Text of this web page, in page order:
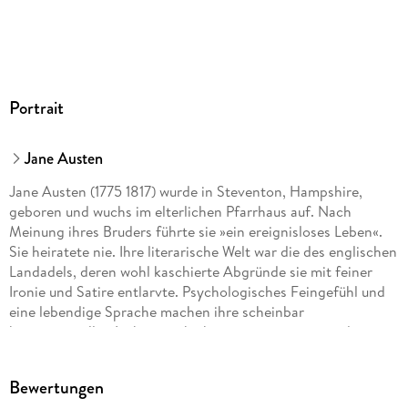
Portrait
Jane Austen
Jane Austen (1775 1817) wurde in Steventon, Hampshire,
geboren und wuchs im elterlichen Pfarrhaus auf. Nach
Meinung ihres Bruders führte sie »ein ereignisloses Leben«.
Sie heiratete nie. Ihre literarische Welt war die des englischen
Landadels, deren wohl kaschierte Abgründe sie mit feiner
Ironie und Satire entlarvte. Psychologisches Feingefühl und
eine lebendige Sprache machen ihre scheinbar
konventionellen Liebesgeschichten zu einer spannenden
Thompson und Kate Winslet gewann 1996 den Golden Globe
Bewertungen